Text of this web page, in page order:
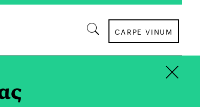
CARPE VINUM
×